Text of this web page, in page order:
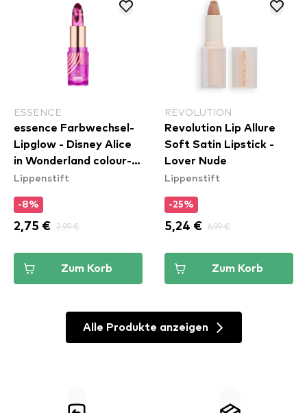
ESSENCE
essence Farbwechsel-
Lipglow - Disney Alice
in Wonderland colour-
changing lip glow 01
Lippenstift
-8%
2,75 € 2,99 €
Zum Korb
REVOLUTION
Revolution Lip Allure
Soft Satin Lipstick -
Lover Nude
Lippenstift
-25%
5,24 € 6,99 €
Zum Korb
Alle Produkte anzeigen